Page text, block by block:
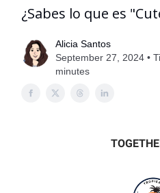
¿Sabes lo que es
Alicia Santos
September 27, 2024 •
minutes